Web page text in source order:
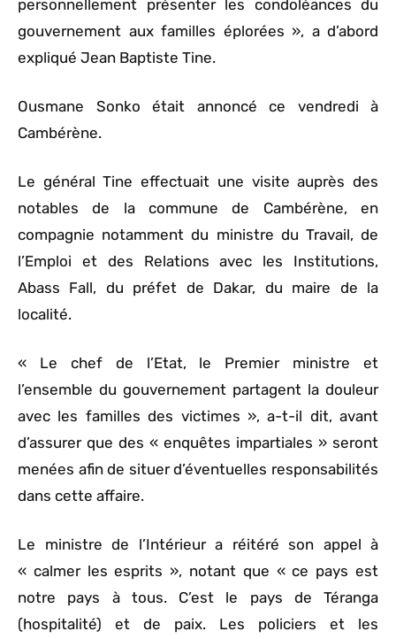
personnellement présenter les condoléances du
gouvernement aux familles éplorées », a d’abord
expliqué Jean Baptiste Tine.
Ousmane Sonko était annoncé ce vendredi à
Cambérène.
Le général Tine effectuait une visite auprès des
notables de la commune de Cambérène, en
compagnie notamment du ministre du Travail, de
l’Emploi et des Relations avec les Institutions,
Abass Fall, du préfet de Dakar, du maire de la
localité.
« Le chef de l’Etat, le Premier ministre et
l’ensemble du gouvernement partagent la douleur
avec les familles des victimes », a-t-il dit, avant
d’assurer que des « enquêtes impartiales » seront
menées afin de situer d’éventuelles responsabilités
dans cette affaire.
Le ministre de l’Intérieur a réitéré son appel à
« calmer les esprits », notant que « ce pays est
notre pays à tous. C’est le pays de Téranga
(hospitalité) et de paix. Les policiers et les